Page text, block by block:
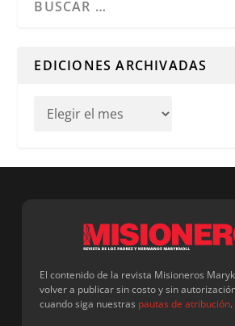
EDICIONES ARCHIVADAS
El contenido de la revista Misioneros
volver a publicar sin costo y sin
cuando siga nuestras pautas de atribución.